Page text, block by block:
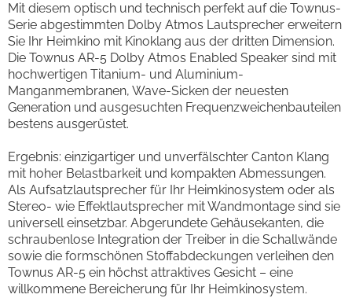
Mit diesem optisch und technisch perfekt auf die Townus-
Serie abgestimmten Dolby Atmos Lautsprecher erweitern
Sie Ihr Heimkino mit Kinoklang aus der dritten Dimension.
Die Townus AR-5 Dolby Atmos Enabled Speaker sind mit
hochwertigen Titanium- und Aluminium-
Manganmembranen, Wave-Sicken der neuesten
Generation und ausgesuchten Frequenzweichenbauteilen
bestens ausgerüstet.
Ergebnis: einzigartiger und unverfälschter Canton Klang
mit hoher Belastbarkeit und kompakten Abmessungen.
Als Aufsatzlautsprecher für Ihr Heimkinosystem oder als
Stereo- wie Effektlautsprecher mit Wandmontage sind sie
universell einsetzbar. Abgerundete Gehäusekanten, die
schraubenlose Integration der Treiber in die Schallwände
sowie die formschönen Stoffabdeckungen verleihen den
Townus AR-5 ein höchst attraktives Gesicht – eine
willkommene Bereicherung für Ihr Heimkinosystem.